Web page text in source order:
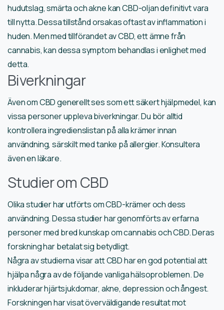
hudutslag, smärta och akne kan CBD-oljan definitivt vara
till nytta. Dessa tillstånd orsakas oftast av inflammation i
huden. Men med tillförandet av CBD, ett ämne från
cannabis, kan dessa symptom behandlas i enlighet med
detta.
Biverkningar
Även om CBD generellt ses som ett säkert hjälpmedel, kan
vissa personer uppleva biverkningar. Du bör alltid
kontrollera ingredienslistan på alla krämer innan
användning, särskilt med tanke på allergier. Konsultera
även en läkare.
Studier om CBD
Olika studier har utförts om CBD-krämer och dess
användning. Dessa studier har genomförts av erfarna
personer med bred kunskap om cannabis och CBD. Deras
forskning har betalat sig betydligt.
Några av studierna visar att CBD har en god potential att
hjälpa några av de följande vanliga hälsoproblemen. De
inkluderar hjärtsjukdomar, akne, depression och ångest.
Forskningen har visat överväldigande resultat mot